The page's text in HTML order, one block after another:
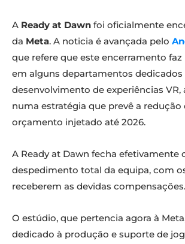
A Ready at Dawn foi oficialmente
da Meta. A noticia é avançada pelo
que refere que este encerramento
em alguns departamentos dedicados
desenvolvimento de experiências VR,
numa estratégia que prevê a redução
orçamento injetado até 2026.
A Ready at Dawn fecha efetivamente
despedimento total da equipa, com
receberem as devidas compensações.
O estúdio, que pertencia agora à
dedicado à produção e suporte de